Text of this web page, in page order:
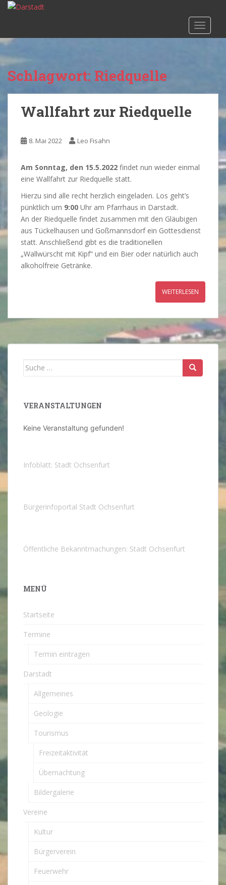
p
o
t
Schlagwort: Riedquelle
Wallfahrt zur Riedquelle
8. Mai 2022 Leo Fisahn
Am Sonntag, den 15.5.2022 findet nun wieder einmal
eine Wallfahrt zur Riedquelle statt.
Hierzu sind alle recht herzlich eingeladen. Los geht’s
pünktlich um 9:00 Uhr am Pfarrhaus in Darstadt.
An der Riedquelle findet zusammen mit den Gläubigen
aus Tückelhausen und Goßmannsdorf ein Gottesdienst
statt. Anschließend gibt es die traditionellen
„Wallwürscht mit Kipf“ und ein Bier oder natürlich auch
alkoholfreie Getränke.
WEITERLESEN
Suche
VERANSTALTUNGEN
Keine Veranstaltung gefunden!
Infoblatt: Stadt Ochsenfurt
Bürgerinfoportal Stadt Ochsenfurt
Öffentliche Bekanntmachungen: Stadt Ochsenfurt
MENÜ
Startseite
Termine
Termin eintragen
Darstadt
Allgemeines
Geologie
Tourismus
Freizeitaktivität
Übernachtung
Bildergalerie
Vereine
Kultur
Bürgerverein
Feuerwehr